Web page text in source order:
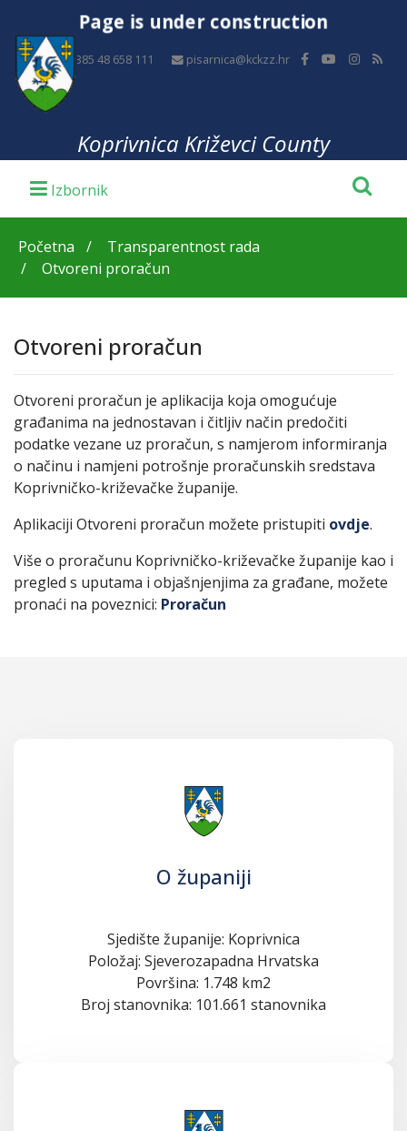
Page is under construction
+385 48 658 111 pisarnica@kckzz.hr
Koprivnica Križevci County
Početna
Transparentnost rada
Otvoreni proračun
Otvoreni proračun
Otvoreni proračun je aplikacija koja omogućuje
građanima na jednostavan i čitljiv način predočiti
podatke vezane uz proračun, s namjerom informiranja
o načinu i namjeni potrošnje proračunskih sredstava
Koprivničko-križevačke županije.
Aplikaciji Otvoreni proračun možete pristupiti ovdje.
Više o proračunu Koprivničko-križevačke županije kao i
pregled s uputama i objašnjenjima za građane, možete
pronaći na poveznici: Proračun
O županiji
Sjedište županije: Koprivnica
Položaj: Sjeverozapadna Hrvatska
Površina: 1.748 km2
Broj stanovnika: 101.661 stanovnika